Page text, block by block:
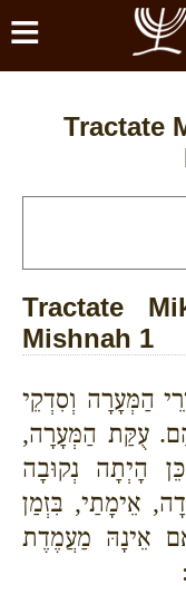
≡
Tractate
Tractate
Mishnah 1
הַמְּעָרָה וְסִדְקֵי
עֻקַּת הַמְּעָרָה,
הָיְתָה נְקוּבָה
אֵימָתַי, בִּזְמַן
אֵינָהּ מַעֲמֶדֶת